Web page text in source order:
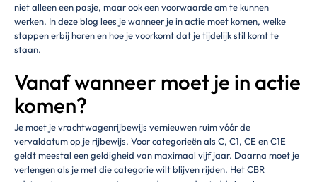
niet alleen een pasje, maar ook een voorwaarde om te kunnen
werken. In deze blog lees je wanneer je in actie moet komen, welke
stappen erbij horen en hoe je voorkomt dat je tijdelijk stil komt te
staan.
Vanaf wanneer moet je in actie
komen?
Je moet je vrachtwagenrijbewijs vernieuwen ruim vóór de
vervaldatum op je rijbewijs. Voor categorieën als C, C1, CE en C1E
geldt meestal een geldigheid van maximaal vijf jaar. Daarna moet je
verlengen als je met die categorie wilt blijven rijden. Het CBR